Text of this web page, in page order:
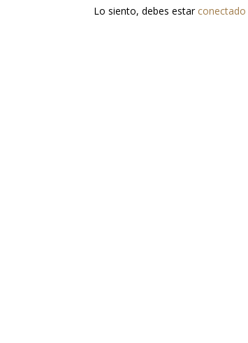
Lo siento, debes estar conectado